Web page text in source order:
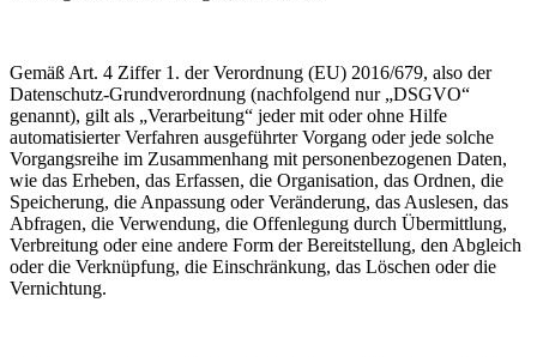
Gemäß Art. 4 Ziffer 1. der Verordnung (EU) 2016/679, also der
Datenschutz-Grundverordnung (nachfolgend nur „DSGVO“
genannt), gilt als „Verarbeitung“ jeder mit oder ohne Hilfe
automatisierter Verfahren ausgeführter Vorgang oder jede solche
Vorgangsreihe im Zusammenhang mit personenbezogenen Daten,
wie das Erheben, das Erfassen, die Organisation, das Ordnen, die
Speicherung, die Anpassung oder Veränderung, das Auslesen, das
Abfragen, die Verwendung, die Offenlegung durch Übermittlung,
Verbreitung oder eine andere Form der Bereitstellung, den Abgleich
oder die Verknüpfung, die Einschränkung, das Löschen oder die
Vernichtung.